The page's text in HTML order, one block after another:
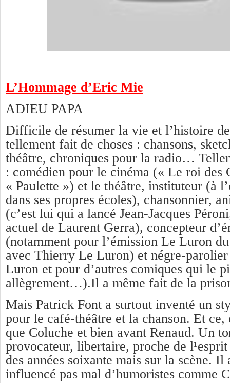
L’Hommage d’Eric Mie
ADIEU PAPA
Difficile de résumer la vie et l’histoire
tellement fait de choses : chansons,
théâtre, chroniques pour la radio…
: comédien pour le cinéma (« Le roi des
« Paulette ») et le théâtre, instituteur (à
dans ses propres écoles), chansonnier,
(c’est lui qui a lancé Jean-Jacques
actuel de Laurent Gerra), concepteur
(notamment pour l’émission Le Luron
avec Thierry Le Luron) et négre-
Luron et pour d’autres comiques qui le
allègrement…).Il a même fait de la
Mais Patrick Font a surtout inventé un
pour le café-théâtre et la chanson. Et ce,
que Coluche et bien avant Renaud. Un
provocateur, libertaire, proche de
des années soixante mais sur la scène. Il
influencé pas mal d’humoristes comme